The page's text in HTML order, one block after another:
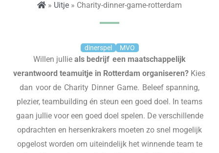
» Uitje » Charity-dinner-game-rotterdam
dinerspel MVO
Willen jullie als bedrijf een maatschappelijk
verantwoord teamuitjein Rotterdam organiseren?Kies
dan voor de Charity Dinner Game. Beleef spanning,
plezier, teambuilding én steun een goed doel. In teams
gaan jullie voor een goed doel spelen. De verschillende
opdrachten en hersenkrakers moeten zo snel mogelijk
opgelost worden om uiteindelijk het winnende team te